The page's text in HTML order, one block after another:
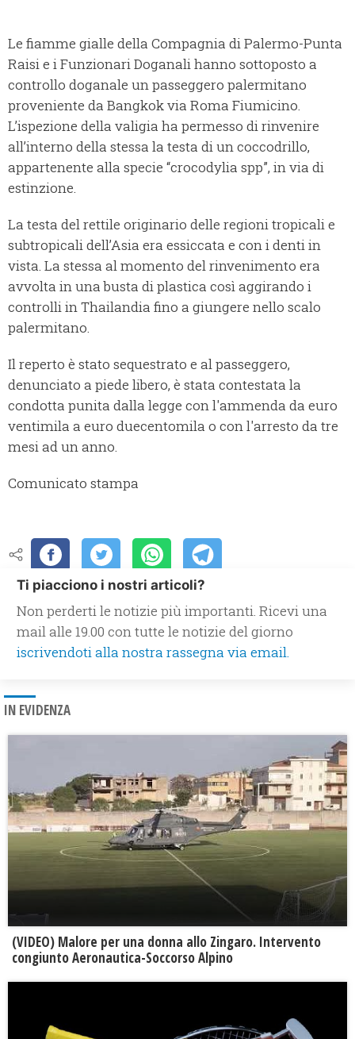
Le fiamme gialle della Compagnia di Palermo-Punta
Raisi e i Funzionari Doganali hanno sottoposto a
controllo doganale un passeggero palermitano
proveniente da Bangkok via Roma Fiumicino.
L’ispezione della valigia ha permesso di rinvenire
all’interno della stessa la testa di un coccodrillo,
appartenente alla specie “crocodylia spp”, in via di
estinzione.
La testa del rettile originario delle regioni tropicali e
subtropicali dell’Asia era essiccata e con i denti in
vista. La stessa al momento del rinvenimento era
avvolta in una busta di plastica così aggirando i
controlli in Thailandia fino a giungere nello scalo
palermitano.
Il reperto è stato sequestrato e al passeggero,
denunciato a piede libero, è stata contestata la
condotta punita dalla legge con l'ammenda da euro
ventimila a euro duecentomila o con l'arresto da tre
mesi ad un anno.
Comunicato stampa
Ti piacciono i nostri articoli?
Non perderti le notizie più importanti. Ricevi una
mail alle 19.00 con tutte le notizie del giorno
iscrivendoti alla nostra rassegna via email.
IN EVIDENZA
(VIDEO) Malore per una donna allo Zingaro. Intervento
congiunto Aeronautica-Soccorso Alpino